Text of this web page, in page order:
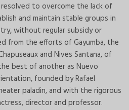
to overcome the lack of
and maintain stable groups in
without regular subsidy or
from the efforts of Gayumba, the
and Nives Santana, of
best of another as Nuevo
founded by Rafael
paladin, and with the rigorous
director and professor.